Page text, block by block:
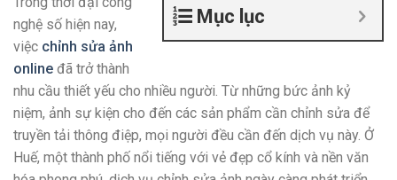
Mục lục
nghệ số hiện nay,
việc chỉnh sửa ảnh
online đã trở thành
nhu cầu thiết yếu cho nhiều người. Từ những bức ảnh kỷ
niệm, ảnh sự kiện cho đến các sản phẩm cần chỉnh sửa để
truyền tải thông điệp, mọi người đều cần đến dịch vụ này. Ở
Huế, một thành phố nổi tiếng với vẻ đẹp cổ kính và nền văn